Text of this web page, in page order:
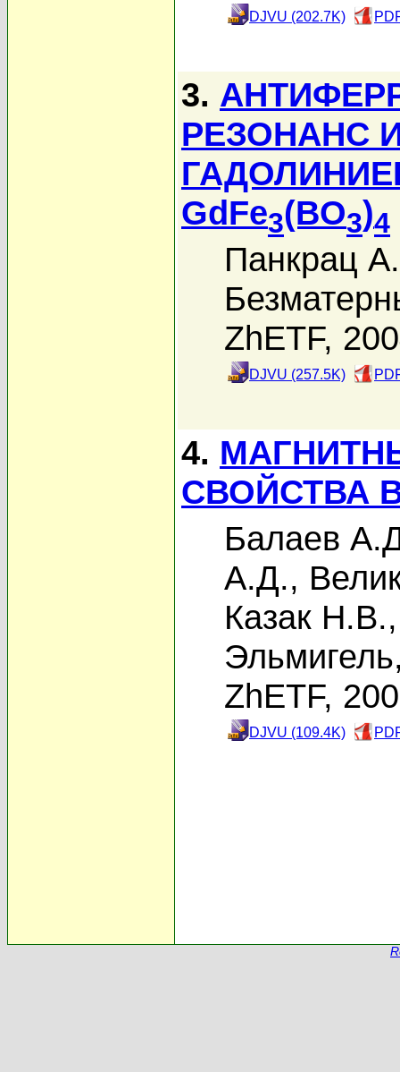
DJVU (202.7K)
3.
РЕЗОНАНС
GdFe3(BO3)4
Панкрац
ZhETF,
DJVU (257.5K)
4.
СВОЙСТВА
Балаев
А.Д.,
Казак Н.В.
Эльмигель
ZhETF,
DJVU (109.4K)